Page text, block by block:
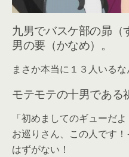
九男でバスケ部の昴
男の要（かなめ）。
まさか本当に１３人いるな
モテモテの十男である
「初めましてのギューだよ
お巡りさん、この人です
はずがない！